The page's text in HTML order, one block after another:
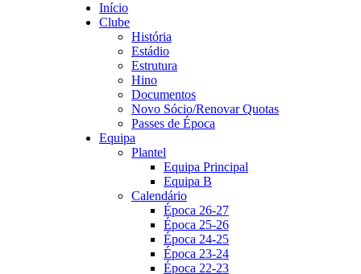
Início
Clube
História
Estádio
Estrutura
Hino
Documentos
Novo Sócio/Renovar Quotas
Passes de Época
Equipa
Plantel
Equipa Principal
Equipa B
Calendário
Época 26-27
Época 25-26
Época 24-25
Época 23-24
Época 22-23